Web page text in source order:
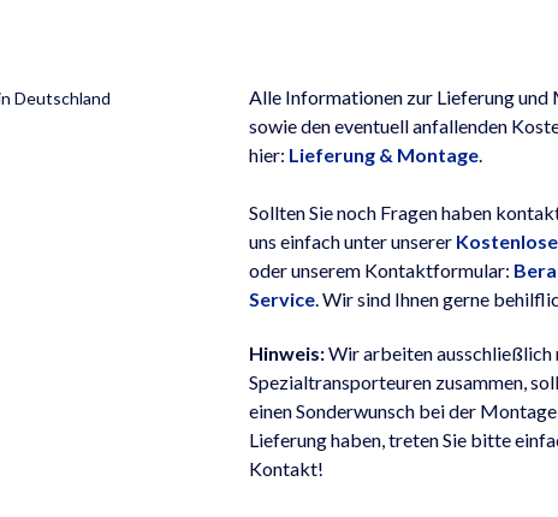
Alle Informationen zur Lieferung und
sowie den eventuell anfallenden
hier: Lieferung & Montage.
Sollten Sie noch Fragen haben
uns einfach unter unserer
oder unserem Kontaktformular:
Service. Wir sind Ihnen gerne
Hinweis:Wir arbeiten ausschließlich
Spezialtransporteuren zusammen,
einen Sonderwunsch bei der
Lieferung haben, treten Sie bitte
Kontakt!